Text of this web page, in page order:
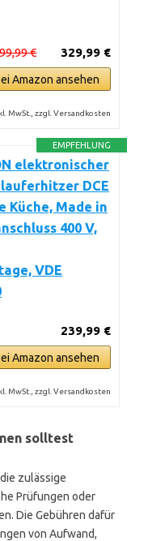
329,99 €
€
Amazon ansehen
MwSt., zzgl. Versandkosten
EMPFEHLUNG
elektronischer
DCE
Küche, Made in
400 V,
VDE
239,99 €
Amazon ansehen
MwSt., zzgl. Versandkosten
solltest
zulässige
Prüfungen oder
Die Gebühren dafür
von Aufwand,